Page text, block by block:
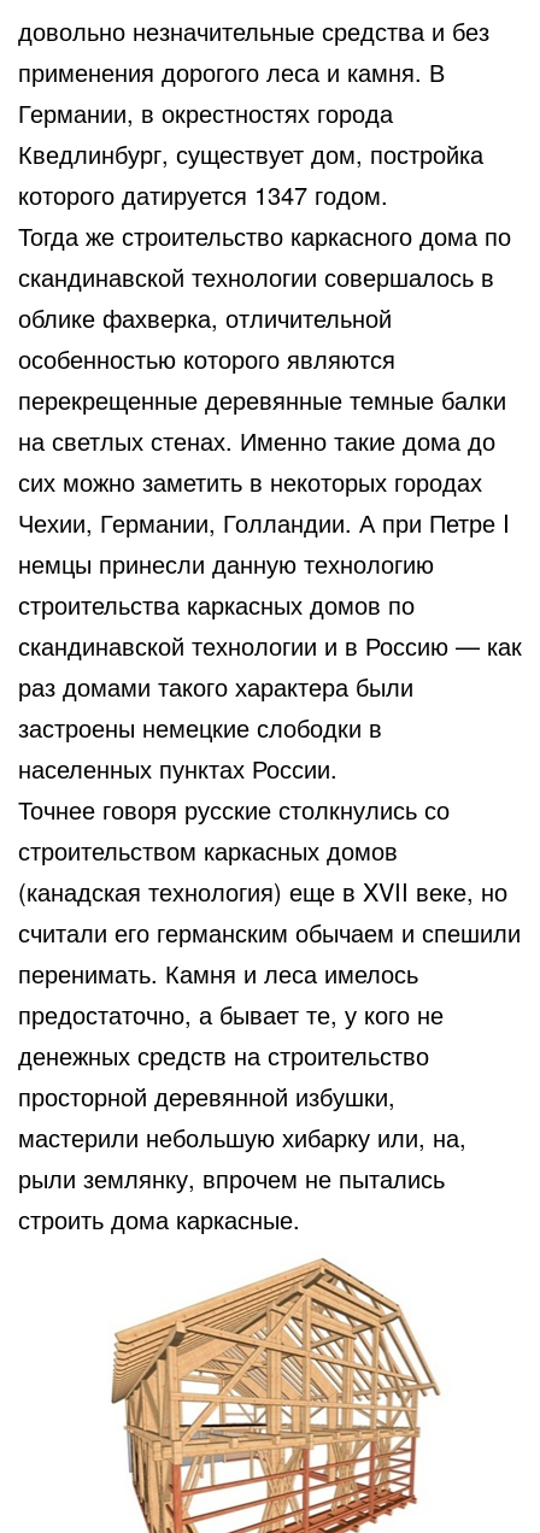
довольно незначительные средства и без
применения дорогого леса и камня. В
Германии, в окрестностях города
Кведлинбург, существует дом, постройка
которого датируется 1347 годом.
Тогда же строительство каркасного дома по
скандинавской технологии совершалось в
облике фахверка, отличительной
особенностью которого являются
перекрещенные деревянные темные балки
на светлых стенах. Именно такие дома до
сих можно заметить в некоторых городах
Чехии, Германии, Голландии. А при Петре I
немцы принесли данную технологию
строительства каркасных домов по
скандинавской технологии и в Россию — как
раз домами такого характера были
застроены немецкие слободки в
населенных пунктах России.
Точнее говоря русские столкнулись со
строительством каркасных домов
(канадская технология) еще в XVII веке, но
считали его германским обычаем и спешили
перенимать. Камня и леса имелось
предостаточно, а бывает те, у кого не
денежных средств на строительство
просторной деревянной избушки,
мастерили небольшую хибарку или, на,
рыли землянку, впрочем не пытались
строить дома каркасные.